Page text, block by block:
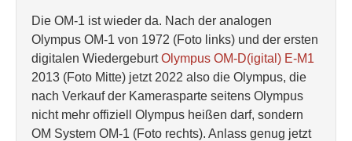
Die OM-1 ist wieder da. Nach der analogen
Olympus OM-1 von 1972 (Foto links) und der ersten
digitalen WiedergeburtOlympus OM-D(igital) E-M1
2013 (Foto Mitte) jetzt 2022 also die Olympus, die
nach Verkauf der Kamerasparte seitens Olympus
nicht mehr offiziell Olympus heißen darf, sondern
OM System OM-1 (Foto rechts). Anlass genug jetzt